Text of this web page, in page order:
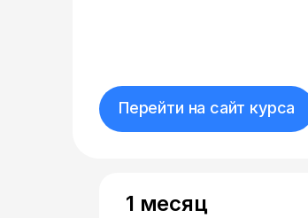
Перейти на сайт курса
1 месяц